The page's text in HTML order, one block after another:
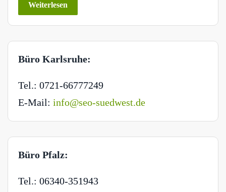
Weiterlesen
Büro Karlsruhe:
Tel.: 0721-66777249
E-Mail: info@seo-suedwest.de
Büro Pfalz:
Tel.: 06340-351943